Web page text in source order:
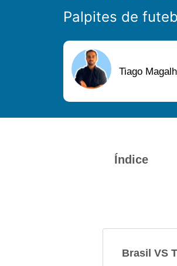
Palpites de
Tiago
Índice
Brasil VS